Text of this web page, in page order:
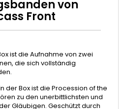
von
Front
ist die Aufnahme von zwei
die sich vollständig
der Box ist die Procession of the
zu den unerbittlichsten und
Gläubigen. Geschützt durch